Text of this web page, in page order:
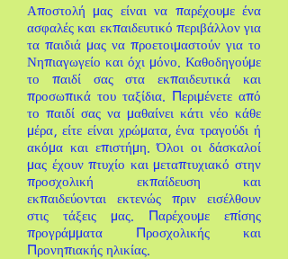
Αποστολή μας είναι να παρέχουμε ένα
ασφαλές και εκπαιδευτικό περιβάλλον για
τα παιδιά μας να προετοιμαστούν για το
Νηπιαγωγείο και όχι μόνο. Καθοδηγούμε
το παιδί σας στα εκπαιδευτικά και
προσωπικά του ταξίδια. Περιμένετε από
το παιδί σας να μαθαίνει κάτι νέο κάθε
μέρα, είτε είναι χρώματα, ένα τραγούδι ή
ακόμα και επιστήμη. Όλοι οι δάσκαλοί
μας έχουν πτυχίο και μεταπτυχιακό στην
προσχολική εκπαίδευση και
εκπαιδεύονται εκτενώς πριν εισέλθουν
στις τάξεις μας. Παρέχουμε επίσης
προγράμματα Προσχολικής και
Προνηπιακής ηλικίας.